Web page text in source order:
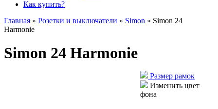
Как купить?
Главная » Розетки и выключатели » Simon » Simon 24
Harmonie
Simon 24 Harmonie
Размер рамок
Изменить цвет
фона